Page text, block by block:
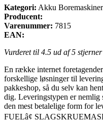
Kategori: Akku
Producent:
Varenummer: 7815
EAN:
Vurderet til 4.5 ud af 5
En række internet
forskellige løsninger til
pakkeshop, så du selv kan
dig. Leveringstypen er nemlig
den mest betalelige form for
FUELâ¢